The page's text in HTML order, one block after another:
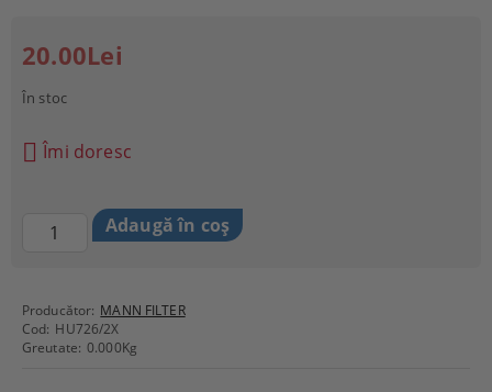
Producător: MANN FILTER
Cod: HU726/2X
Greutate: 0.000Kg
20.00Lei
În stoc
Îmi doresc